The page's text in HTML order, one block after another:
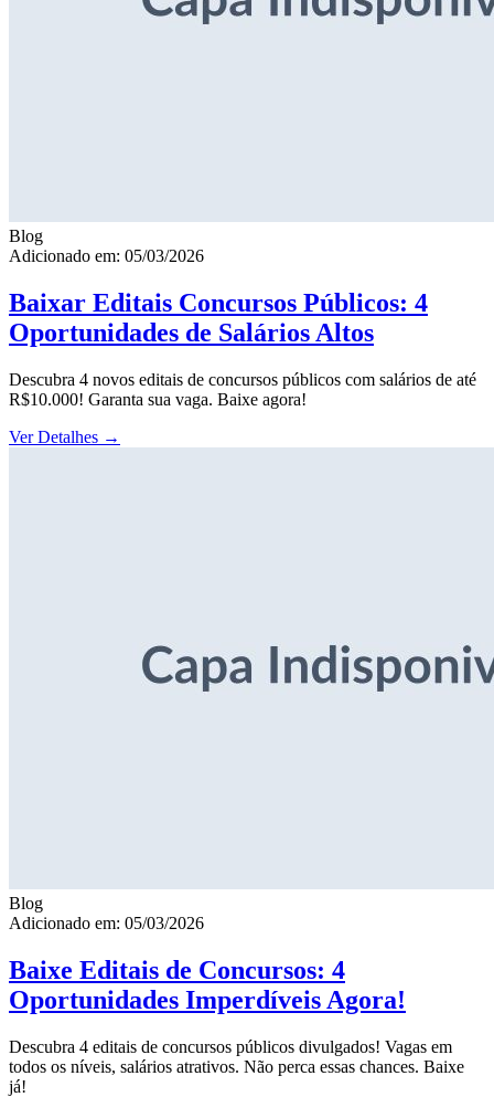
Blog
Adicionado em: 05/03/2026
Baixar Editais Concursos Públicos: 4
Oportunidades de Salários Altos
Descubra 4 novos editais de concursos públicos com salários de até
R$10.000! Garanta sua vaga. Baixe agora!
Ver Detalhes →
Blog
Adicionado em: 05/03/2026
Baixe Editais de Concursos: 4
Oportunidades Imperdíveis Agora!
Descubra 4 editais de concursos públicos divulgados! Vagas em
todos os níveis, salários atrativos. Não perca essas chances. Baixe
já!